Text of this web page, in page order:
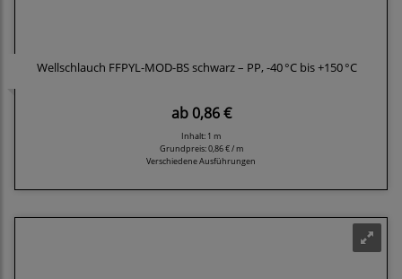
Wellschlauch FFPYL-MOD-BS schwarz – PP, -40 °C bis +150 °C
ab0,86 €
Inhalt: 1 m
Grundpreis:0,86 € / m
Verschiedene Ausführungen